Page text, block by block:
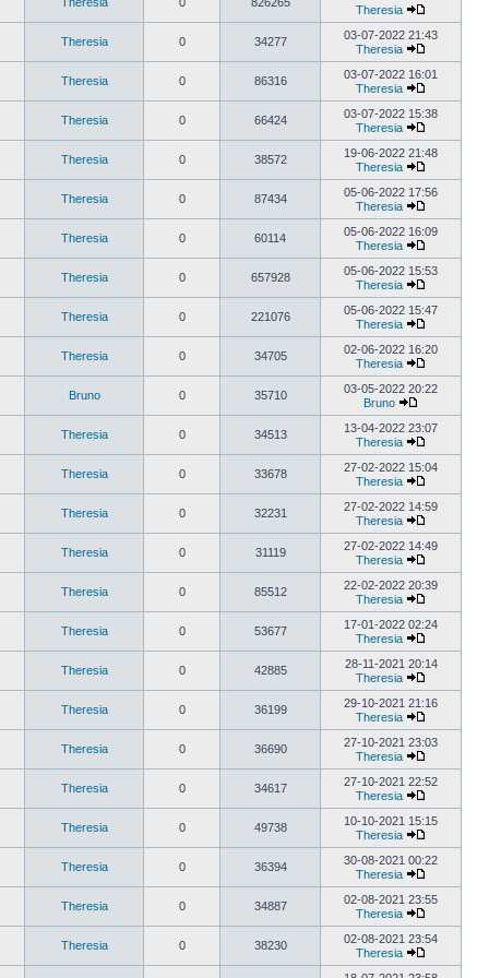
Theresia
Theresia 0 34277
03-07-2022 21:43
Theresia
Theresia 0 86316
03-07-2022 16:01
Theresia
Theresia 0 66424
03-07-2022 15:38
Theresia
Theresia 0 38572
19-06-2022 21:48
Theresia
Theresia 0 87434
05-06-2022 17:56
Theresia
Theresia 0 60114
05-06-2022 16:09
Theresia
Theresia 0 657928
05-06-2022 15:53
Theresia
Theresia 0 221076
05-06-2022 15:47
Theresia
Theresia 0 34705
02-06-2022 16:20
Theresia
Bruno 0 35710
03-05-2022 20:22
Bruno
Theresia 0 34513
13-04-2022 23:07
Theresia
Theresia 0 33678
27-02-2022 15:04
Theresia
Theresia 0 32231
27-02-2022 14:59
Theresia
Theresia 0 31119
27-02-2022 14:49
Theresia
Theresia 0 85512
22-02-2022 20:39
Theresia
Theresia 0 53677
17-01-2022 02:24
Theresia
Theresia 0 42885
28-11-2021 20:14
Theresia
Theresia 0 36199
29-10-2021 21:16
Theresia
Theresia 0 36690
27-10-2021 23:03
Theresia
Theresia 0 34617
27-10-2021 22:52
Theresia
Theresia 0 49738
10-10-2021 15:15
Theresia
Theresia 0 36394
30-08-2021 00:22
Theresia
Theresia 0 34887
02-08-2021 23:55
Theresia
Theresia 0 38230
02-08-2021 23:54
Theresia